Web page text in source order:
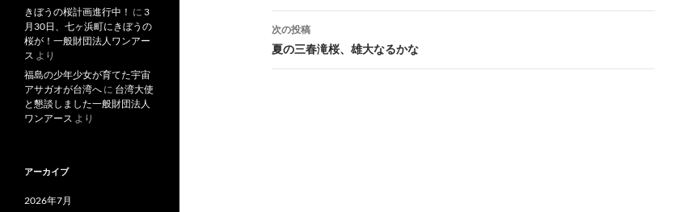
ナ
ビ
次の投稿
夏の三春滝桜、雄大なるかな
きぼうの桜計画進行中！ に 3
月30日、七ヶ浜町にきぼうの
桜が！一般財団法人ワンアー
ス より
福島の少年少女が育てた宇宙
アサガオが台湾へ に 台湾大使
と懇談しました一般財団法人
ワンアース より
アーカイブ
2026年7月